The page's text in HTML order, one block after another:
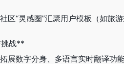
区“灵感圈”汇聚用户模板（如旅
战**
展数字分身、多语言实时翻译功